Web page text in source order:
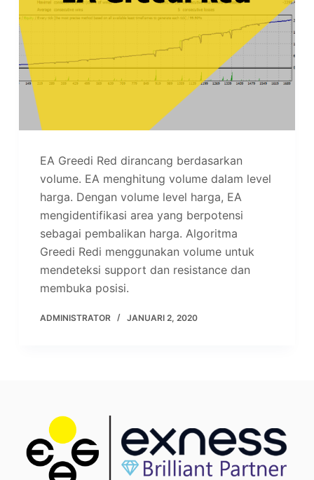
EA Greedi Red dirancang berdasarkan
volume. EA menghitung volume dalam level
harga. Dengan volume level harga, EA
mengidentifikasi area yang berpotensi
sebagai pembalikan harga. Algoritma
Greedi Redi menggunakan volume untuk
mendeteksi support dan resistance dan
membuka posisi.
ADMINISTRATOR JANUARI 2, 2020